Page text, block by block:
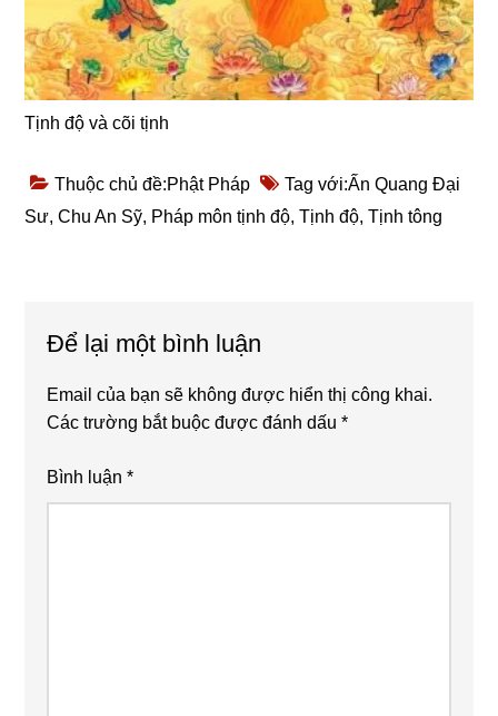
Tịnh độ và cõi tịnh
Thuộc chủ đề:Phật Pháp Tag với:Ấn Quang Đại
Sư,Chu An Sỹ, Pháp môn tịnh độ,Tịnh độ,Tịnh tông
Interactions
Để lại một bình luận
Email của bạn sẽ không được hiển thị công khai.
Các trường bắt buộc được đánh dấu*
Bình luận*